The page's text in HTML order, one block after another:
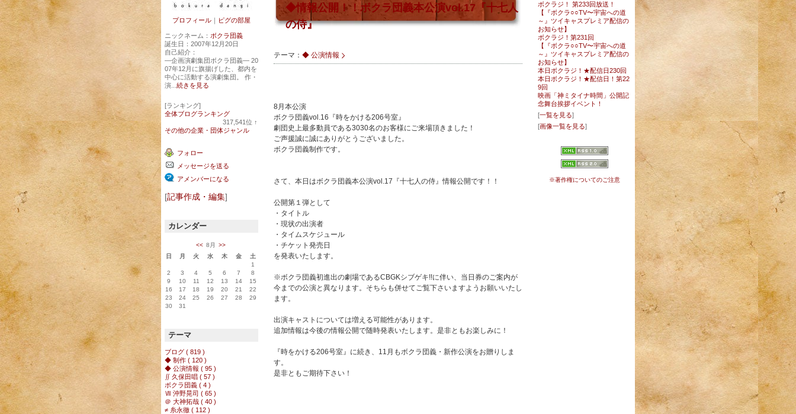
プロフィール ｜ ピグの部屋
ニックネーム： ボクラ団義
誕生日： 2007年12月20日
自己紹介：
―企画演劇集団ボクラ団義― 20
07年12月に旗揚げした、都内を
中心に活動する演劇集団。 作・
演... 続きを見る
[ランキング]
全体ブログランキング
317,541位 ↑
その他の企業・団体ジャンル
フォロー
メッセージを送る
アメンバーになる
[記事作成・編集]
カレンダー
<< 8月
>>
日
月 火 水 木 金
土
1
2
3 4 5 6 7
8
9
10 11 12 13 14
15
16
17 18 19 20 21
22
23
24 25 26 27 28
29
30
31
テーマ
ブログ ( 819 )
◆ 制作 ( 120 )
◆ 公演情報 ( 95 )
∬ 久保田唱 ( 57 )
ボクラ団義 ( 4 )
Ⅶ 沖野晃司 ( 65 )
＠ 大神拓哉 ( 40 )
≠ 糸永徹 ( 112 )
◆情報公開！！ボクラ団義本公演vol.17『十七人
の侍』
テーマ： ◆ 公演情報
8月本公演
ボクラ団義vol.16『時をかける206号室』
劇団史上最多動員である3030名のお客様にご来場頂きました！
ご声援誠に誠にありがとうございました。
ボクラ団義制作です。
さて、本日はボクラ団義本公演vol.17『十七人の侍』情報公開です！！
公開第１弾として
・タイトル
・現状の出演者
・タイムスケジュール
・チケット発売日
を発表いたします。
※ボクラ団義初進出の劇場であるCBGKシブゲキ!!に伴い、当日券のご案内が
今までの公演と異なります。そちらも併せてご覧下さいますようお願いいたし
ます。
出演キャストについては増える可能性があります。
追加情報は今後の情報公開で随時発表いたします。是非ともお楽しみに！
『時をかける206号室』に続き、11月もボクラ団義・新作公演をお贈りしま
す。
是非ともご期待下さい！
ボクラジ！ 第233回放送！
【『ボクラ○○TV〜宇宙への道
～』ツイキャスプレミア配信の
お知らせ】
ボクラジ！第231回
【『ボクラ○○TV〜宇宙への道
～』ツイキャスプレミア配信の
お知らせ】
本日ボクラジ！★配信日230回
本日ボクラジ！★配信日！第22
9回
映画「神ミタイナ時間」公開記
念舞台挨拶イベント！
[一覧を見る]
[画像一覧を見る]
※著作権についてのご注意